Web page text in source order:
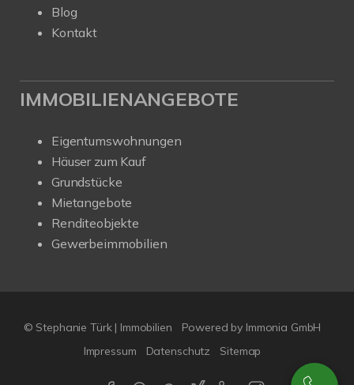
Blog
Kontakt
IMMOBILIENANGEBOTE
Eigentumswohnungen
Häuser zum Kauf
Grundstücke
Mietangebote
Renditeobjekte
Gewerbeimmobilien
© Stephanie Türk | Immobilien
Powered by Immonia GmbH
Impressum
Datenschutz Sitemap